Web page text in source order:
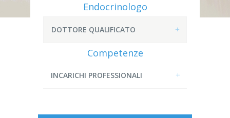
Endocrinologo
DOTTORE QUALIFICATO
Competenze
INCARICHI PROFESSIONALI